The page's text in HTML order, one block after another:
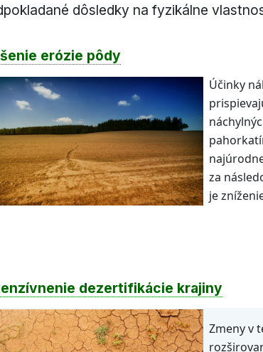
dôsledky na fyzikálne
erózie pôdy
Účinky
za
je
dezertifikácie krajiny
Zmeny v